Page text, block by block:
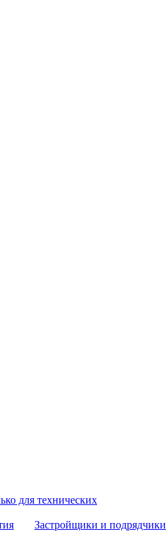
для технических
Застройщики и подрядчики